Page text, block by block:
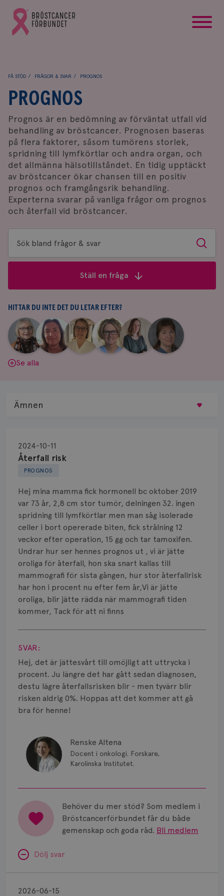
Gå
till
Bröstcancerförbundets
FÅ STÖD FRÅGOR & SVAR PROGNOS
PROGNOS
Prognos är en bedömning av förväntat utfall vid
behandling av bröstcancer. Prognosen baseras
på flera faktorer, såsom tumörens storlek,
spridning till lymfkörtlar och andra organ, och
det allmänna hälsotillståndet. En tidig upptäckt
av bröstcancer ökar chansen till en positiv
prognos och framgångsrik behandling.
Experterna svarar på vanliga frågor om prognos
och återfall vid bröstcancer.
Sök
bland
&
svar
Sök
Ställ en fråga
HITTAR DU INTE DET DU LETAR EFTER?
Aina
Johnsson
|
Anne
Andersson
Fredrika
Killander
|
Jeanette
Bäcklund
|
Maria
Edegran
|
Yvette
Andersson
Se alla
PROGNOS
Återfall risk
2024-10-11
Hej mina mamma fick hormonell bc oktober 2019
var 73 år, 2,8 cm stor tumör, delningen 32. ingen
spridning till lymfkörtlar men man såg isolerade
celler i bort opererade biten, fick strålning 12
veckor efter operation, 15 gg och tar tamoxifen.
Undrar hur ser hennes prognos ut , vi är jätte
oroliga för återfall, hon ska snart kallas till
mammografi för sista gången, hur stor återfallrisk
har hon i procent nu efter fem år,Vi är jätte
oroliga, blir jätte rädda när mammografi tiden
kommer, Tack för att ni finns
Visa svar
SVAR:
Hej, det är jättesvårt till omöjligt att uttrycka i
procent. Ju längre det har gått sedan diagnosen,
destu lägre återfallsrisken blir - men tyvärr blir
risken aldrig 0%. Hoppas att det kommer att gå
bra för henne!
Renske Altena
Docent i onkologi. Forskare,
Karolinska Institutet.
Behöver du mer stöd? Som medlem i
Bröstcancerförbundet får du både
gemenskap och goda råd. Bli medlem
Dölj svar
2026-06-15
utan
Ämnen
Biopsi
Biverkningar
Bröstvårta
Knöl
Läkemedel
Typ av bröstcancer
Smärta
Prognos
Risker
Spridd bröstcancer
Strålning
Vätska